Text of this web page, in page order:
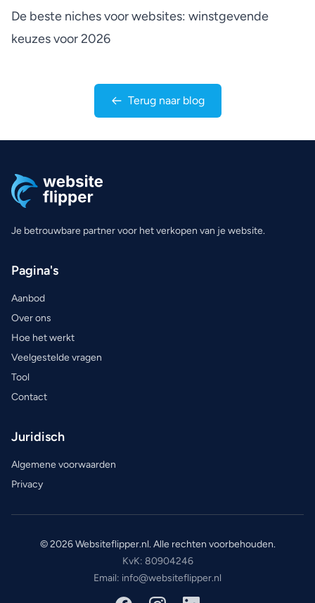
De beste niches voor websites: winstgevende
keuzes voor 2026
Terug naar blog
Je betrouwbare partner voor het verkopen van je website.
Pagina's
Aanbod
Over ons
Hoe het werkt
Veelgestelde vragen
Tool
Contact
Juridisch
Algemene voorwaarden
Privacy
© 2026 Websiteflipper.nl. Alle rechten voorbehouden.
KvK: 80904246
Email: info@websiteflipper.nl